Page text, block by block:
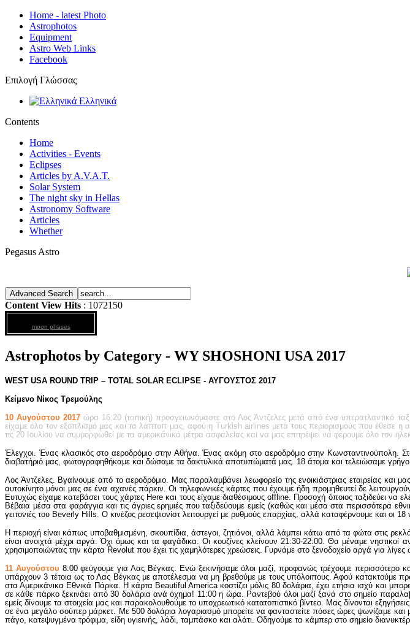
Home - latest Photo
Astrophotos
Equipment
Astro Web Links
Facebook
Επιλογή Γλώσσας
Ελληνικά
Contents
Home
Activities - Events
Eclipses
Articles by A.V.A.T.
Solar System
The night sky in Hellas
Astronomy Software
Articles
Whether
Pegasus Astro
Content View Hits : 1072150
moon phases
Astrophotos by Category - WY SHOSHONI USA 2017
WEST USA ROUND TRIP – TOTAL SOLAR ECLIPSE - ΑΥΓΟΥΣΤΟΣ 2017
Κείμενο Νίκος Τρεμούλης
10 Αυγούστου 2017 ώρα 16:20 (τοπική) προσγειωνόμαστε στο Λος Άντζελες μετά από ένα υπερατλαντικό
είχαμε όλο τον εξοπλισμό μας και τα λάπτοπ μας, αφού η Turkish airlines μετά τους περιορισμούς που έθεσε η
τις 20 Ιουλίου να συμμορφωθεί με τα αμερικάνικά μέτρα ασφαλείας και να μας επιτρέψει να φέρουμε όλο τον
Έλεγχοι. Ένας κλασικός στο αεροδρόμιο στην Αθήνα. Ένας ακόμη στο αεροδρόμιο στην Κωνσταντινούπολη.
διαβατήριό μας, φωτογραφηθήκαμε και δώσαμε τα δακτυλικά αποτυπώματά μας. 18 άτομα και τελειώσαμε
Λος Άντζελες. Βγαίνουμε από το αεροδρόμιο. Μας παραλαμβάνει λεωφορείο της ενοικιάστριας εταιρείας
αυτοκίνητο μόνοι μας σε ένα αχανές πάρκιν. Οι τηλεφωνικές κάρτες που έχουμε ήδη προμηθευτεί δε
Ευτυχώς είχαμε κατεβάσει τους χάρτες Here και τους είχαμε διαθέσιμους offline. Προσοχή όποιος ταξιδεύει να
Βέβαια μέσα στα φαράγγια και τις άγριες ερημιές που ταξιδεύουμε εμείς (καθώς και μέσα στα περισσότερα
γειτονιές του Beverly Hills. O κινέζος ρεσεψιονίστ λειτουργεί με ρυθμούς επαρχίας, αλλά καταφέρνουμε και
H περιοχή είναι κάπως υποβαθμισμένη, σκουπίδια, άστεγοι, ζητιάνοι, αλλά λάμπει κάτω από τα φώτα στις
είναι ανοιχτά μέχρι αργά. Όχι όμως και τα φαγάδικα. Οι κουζίνες κλείνουν 21:30-22:00. Θα μέναμε
χρησιμοποιώντας την κάρτα Revolut που έχει τις χαμηλότερες χρεώσεις. Γυρνάμε στο ξενοδοχείο αργά για
11 Αυγούστου 8:00 φεύγουμε για Λας Βέγκας. Ενώ ξεκινήσαμε όλοι μαζί, προφανώς τρέχουμε περισσότερο
υπάρχουν 3 τέτοια ως το Λας Βέγκας με αποτέλεσμα να μη βρεθούμε με τους υπόλοιπους. Αφού κατακτούμε
στα Αμερικάνικα Εθνικά Πάρκα. Η κάρτα Beautiful America κοστίζει μόλις 80 δολάρια, έχει ετήσια ισχύ και
σε κάθε πάρκο ξεκινάει από 30 δολάρια ανά όχημα! 11:00 η ώρα. Ραντεβού όλοι μαζί ξανά στο σημείο
εμείς δίνουμε τα στοιχεία μας και παρακολουθούμε το υποχρεωτικό κατατοπιστικό βίντεο. Μας δίνονται
σε ένα μεγάλο σούπερ μάρκετ. Με 500 δολάρια λογαριασμό μπορείτε να φανταστείτε πόσες ώρες ψωνίζαμε
πάγο, κατεψυγμένα τρόφιμα, είδη υγιεινής, λάδι, ταμπάσκο και αλάτι. Οδηγούμε τα κάμπερ στο σημείο